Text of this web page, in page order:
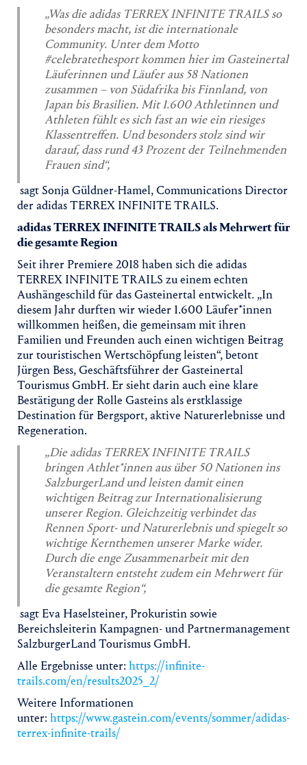
„Was die adidas TERREX INFINITE TRAILS so
besonders macht, ist die internationale
Community. Unter dem Motto
#celebratethesport kommen hier im Gasteinertal
Läuferinnen und Läufer aus 58 Nationen
zusammen – von Südafrika bis Finnland, von
Japan bis Brasilien. Mit 1.600 Athletinnen und
Athleten fühlt es sich fast an wie ein riesiges
Klassentreffen. Und besonders stolz sind wir
darauf, dass rund 43 Prozent der Teilnehmenden
Frauen sind“,
sagt Sonja Güldner-Hamel, Communications Director
der adidas TERREX INFINITE TRAILS.
adidas TERREX INFINITE TRAILS als Mehrwert für
die gesamte Region
Seit ihrer Premiere 2018 haben sich die adidas
TERREX INFINITE TRAILS zu einem echten
Aushängeschild für das Gasteinertal entwickelt. „In
diesem Jahr durften wir wieder 1.600 Läufer*innen
willkommen heißen, die gemeinsam mit ihren
Familien und Freunden auch einen wichtigen Beitrag
zur touristischen Wertschöpfung leisten“, betont
Jürgen Bess, Geschäftsführer der Gasteinertal
Tourismus GmbH. Er sieht darin auch eine klare
Bestätigung der Rolle Gasteins als erstklassige
Destination für Bergsport, aktive Naturerlebnisse und
Regeneration.
„Die adidas TERREX INFINITE TRAILS
bringen Athlet*innen aus über 50 Nationen ins
SalzburgerLand und leisten damit einen
wichtigen Beitrag zur Internationalisierung
unserer Region. Gleichzeitig verbindet das
Rennen Sport- und Naturerlebnis und spiegelt so
wichtige Kernthemen unserer Marke wider.
Durch die enge Zusammenarbeit mit den
Veranstaltern entsteht zudem ein Mehrwert für
die gesamte Region“,
sagt Eva Haselsteiner, Prokuristin sowie
Bereichsleiterin Kampagnen- und Partnermanagement
SalzburgerLand Tourismus GmbH.
Alle Ergebnisse unter: https://infinite-
trails.com/en/results2025_2/
Weitere Informationen
unter: https://www.gastein.com/events/sommer/adidas-
terrex-infinite-trails/